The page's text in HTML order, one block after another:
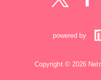
powered by
Copyright © 2026